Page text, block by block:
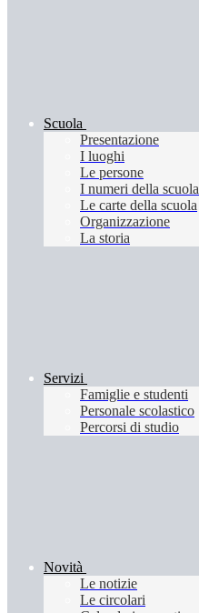
Scuola
Presentazione
I luoghi
Le persone
I numeri della scuola
Le carte della scuola
Organizzazione
La storia
Servizi
Famiglie e studenti
Personale scolastico
Percorsi di studio
Novità
Le notizie
Le circolari